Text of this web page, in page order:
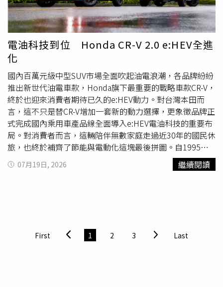
若拖過這三年，下屆的內外環境變化更難掌握。值得警惕的
是，此說法一來非財政部的公開承諾，二來亦隱含著拖字訣
的成分，尤其相對於爭取經營權時的用心程度，難以想像對
於一件耗費龐大資金資源的案件，前後表現的態度差別居然
如此之大。國票金董事改選前夕，立法院財委會對於財政部
的態度相當關切，尤其，是否進一步推動公股整併的大方
向。當時財政部次長阮清華明確表示「目前並沒有這樣的規
劃」；財政部長莊翠雲稍後被詢及同樣的問題時，只拋下一
句「先穩定經營權」，包括擴大規模或互補性等考量，都留
待「下一階段」處理。因官方態度曖昧不明，所謂的「三年
整併說」已淪為推託之詞，外界主動協助盤點的最適合併對
象，被點名的公股金融機構也選擇迴避，過去以來，由公股
發動的整併行動常淪為「只聞樓梯響、不見人下來」的老劇
本，如今看來恐將再度上演。兆豐金是市場認為與國票金互
補性最高的金控，理由是，旗下票券業務可與國票金原本業
同樣被點名的還有第一金，在5月間市場出現風聲時，公司
立刻發出三點聲明，澄清「目前無此規劃」；6月股東會上
電油科技到位 Honda CR-V 2.0 e:HEV全進
化
國內百萬元級中型SUV市場全面吹起油電浪潮，各品牌紛紛
推出新世代油電車款，Honda旗下最重要的戰略車款CR-V，
終於也迎來消費者期待已久的e:HEV動力。對台灣本田而
言，這不只是替CR-V增加一套新的動力選擇，更象徵品牌正
式完成國內乘用車產品線全面導入e:HEV電油科技的重要布
局。對消費者而言，這輛陪伴無數家庭走過近30年的國民休
旅，也終於補齊了節能與電動化這塊最後拼圖。自1995年
問世以來，CR-V全球累積銷售已突破1,500萬輛，在台灣更
累積超過30萬名車主，多年來始終穩居國產中型休旅市場的
辨識度相當高。（圖／黃耀徵攝）中控台的9吋多媒體觸控
螢幕，無論有線或無線都可輕易連接Apple CarPlay及
07月19日, 2026 繼續閱讀
First 1 2 3 Last